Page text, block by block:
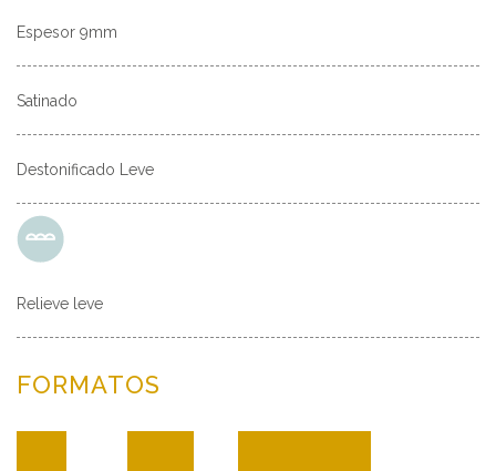
Espesor 9mm
Satinado
Destonificado Leve
Relieve leve
FORMATOS